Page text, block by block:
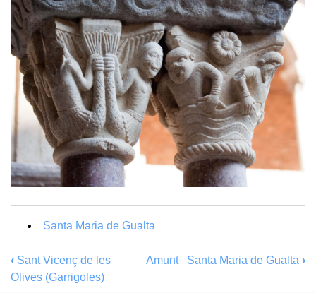
Santa Maria de Gualta
‹ Sant Vicenç de les
Olives (Garrigoles)
Amunt Santa Maria de Gualta ›